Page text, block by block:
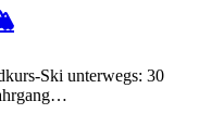
Ski unterwegs: 30